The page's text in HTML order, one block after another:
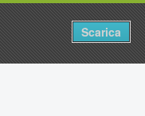
Scarica